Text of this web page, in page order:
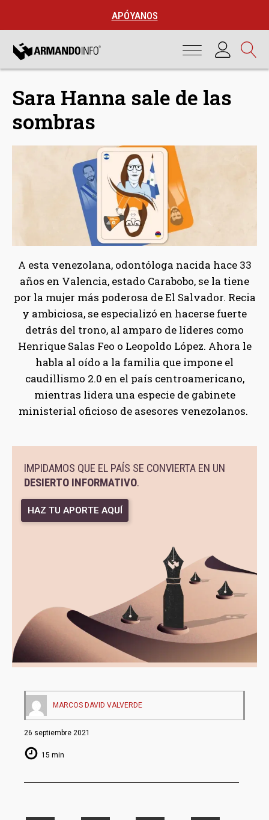
APÓYANOS
Sara Hanna sale de las
sombras
A esta venezolana, odontóloga nacida hace 33
años en Valencia, estado Carabobo, se la tiene
por la mujer más poderosa de El Salvador. Recia
y ambiciosa, se especializó en hacerse fuerte
detrás del trono, al amparo de líderes como
Henrique Salas Feo o Leopoldo López. Ahora le
habla al oído a la familia que impone el
caudillismo 2.0 en el país centroamericano,
mientras lidera una especie de gabinete
ministerial oficioso de asesores venezolanos.
IMPIDAMOS QUE EL PAÍS SE CONVIERTA EN UN
DESIERTO INFORMATIVO.
HAZ TU APORTE AQUÍ
MARCOS DAVID VALVERDE
26 septiembre 2021
15 min